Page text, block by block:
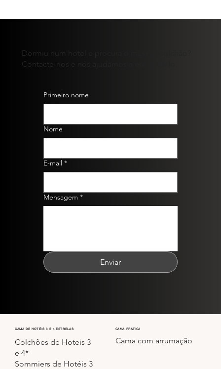
Dormiu num hotel e procura o mesmo colchão?
Contacte-nos e nós ajudamos a encontrá-lo.
Primeiro nome
Nome
E-mail *
Mensagem *
Enviar
CAMA DE HOTÉIS 3 E 4 ESTRELAS
Colchões de Hoteis 3
e 4*
Sommiers de Hotéis 3
CAMA PRÁTICA
Cama com arrumação